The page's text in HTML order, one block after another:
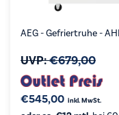
AEG - Gefriertruhe -
UVP:€679,00
€545,00 inkl. MwSt.